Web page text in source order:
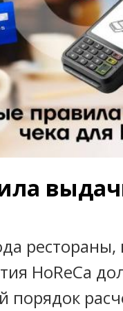
рестораны,
HoReCa
порядок